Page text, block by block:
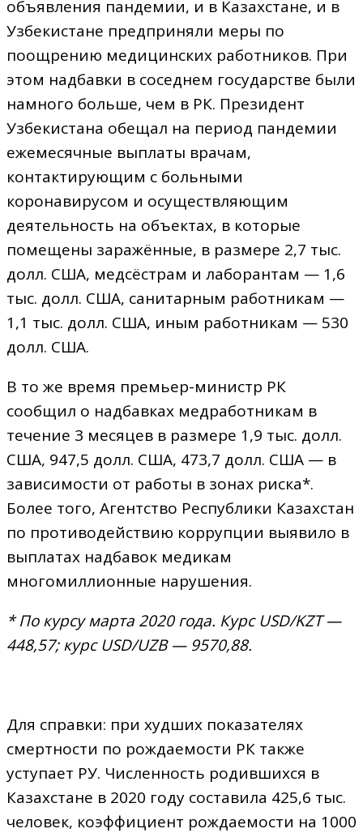
объявления пандемии, и в Казахстане, и в
Узбекистане предприняли меры по
поощрению медицинских работников. При
этом надбавки в соседнем государстве были
намного больше, чем в РК. Президент
Узбекистана обещал на период пандемии
ежемесячные выплаты врачам,
контактирующим с больными
коронавирусом и осуществляющим
деятельность на объектах, в которые
помещены заражённые, в размере 2,7 тыс.
долл. США, медсёстрам и лаборантам — 1,6
тыс. долл. США, санитарным работникам —
1,1 тыс. долл. США, иным работникам — 530
долл. США.
В то же время премьер-министр РК
сообщил о надбавках медработникам в
течение 3 месяцев в размере 1,9 тыс. долл.
США, 947,5 долл. США, 473,7 долл. США — в
зависимости от работы в зонах риска*.
Более того, Агентство Республики Казахстан
по противодействию коррупции выявило в
выплатах надбавок медикам
многомиллионные нарушения.
* По курсу марта 2020 года. Курс USD/KZT —
448,57; курс USD/UZB — 9570,88.
Для справки: при худших показателях
смертности по рождаемости РК также
уступает РУ. Численность родившихся в
Казахстане в 2020 году составила 425,6 тыс.
человек, коэффициент рождаемости на 1000